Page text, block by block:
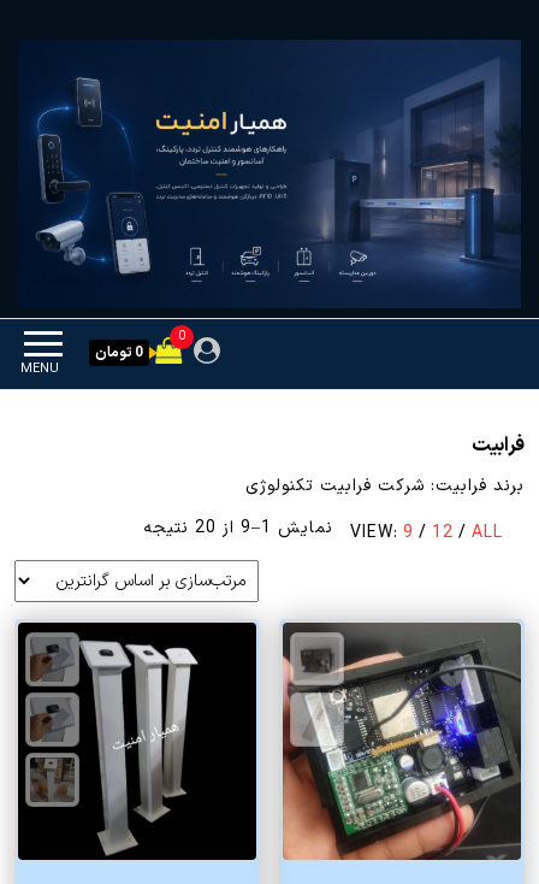
همیار امنیت
MENU
0
0 تومان
فرابیت
برند فرابیت: شرکت فرابیت تکنولوژی
VIEW: 9 / 12 / ALL نمایش 1–9 از 20 نتیجه
بر
اساس
قیمت:
زیاد
به
کم